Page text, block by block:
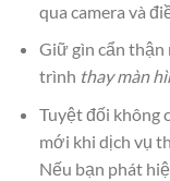
qua camera và
Giữ gìn cẩn thận
trình thay màn
Tuyệt đối không
mới khi dịch vụ
Nếu bạn phát